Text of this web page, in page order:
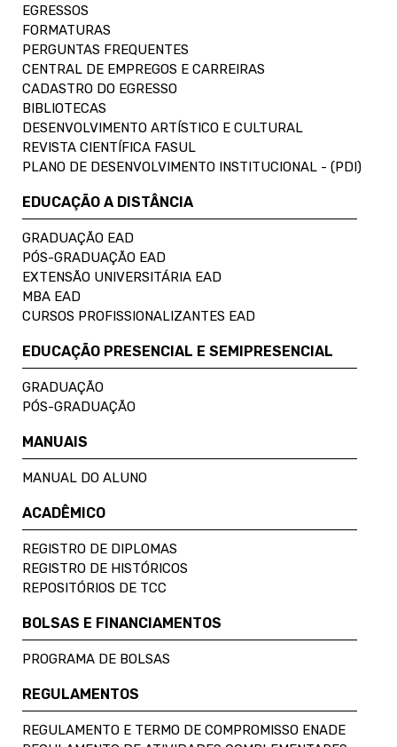
EGRESSOS
FORMATURAS
PERGUNTAS FREQUENTES
CENTRAL DE EMPREGOS E CARREIRAS
CADASTRO DO EGRESSO
BIBLIOTECAS
DESENVOLVIMENTO ARTÍSTICO E CULTURAL
REVISTA CIENTÍFICA FASUL
PLANO DE DESENVOLVIMENTO INSTITUCIONAL - (PDI)
EDUCAÇÃO A DISTÂNCIA
GRADUAÇÃO EAD
PÓS-GRADUAÇÃO EAD
EXTENSÃO UNIVERSITÁRIA EAD
MBA EAD
CURSOS PROFISSIONALIZANTES EAD
EDUCAÇÃO PRESENCIAL E SEMIPRESENCIAL
GRADUAÇÃO
PÓS-GRADUAÇÃO
MANUAIS
MANUAL DO ALUNO
ACADÊMICO
REGISTRO DE DIPLOMAS
REGISTRO DE HISTÓRICOS
REPOSITÓRIOS DE TCC
BOLSAS E FINANCIAMENTOS
PROGRAMA DE BOLSAS
REGULAMENTOS
REGULAMENTO E TERMO DE COMPROMISSO ENADE